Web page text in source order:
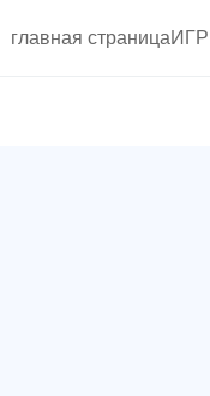
главная страница